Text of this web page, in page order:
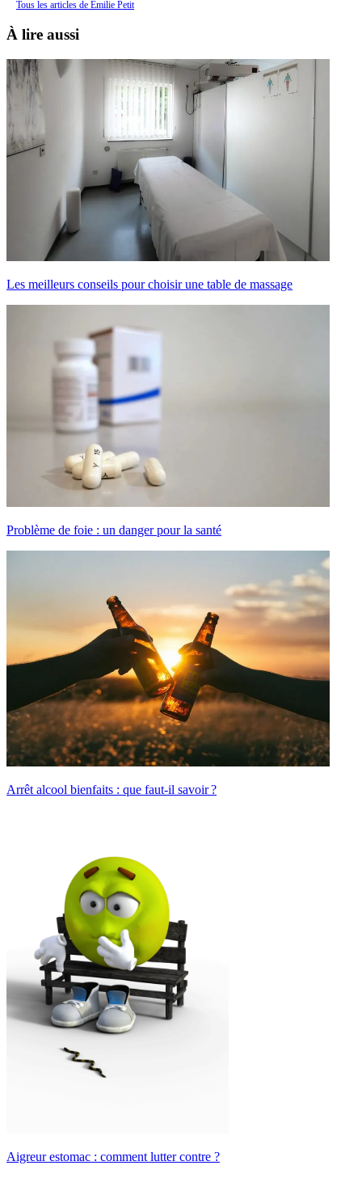
Tous les articles de Émilie Petit
À lire aussi
Les meilleurs conseils pour choisir une table de massage
Problème de foie : un danger pour la santé
Arrêt alcool bienfaits : que faut-il savoir ?
Aigreur estomac : comment lutter contre ?